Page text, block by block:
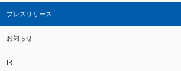
プレスリリース
お知らせ
IR